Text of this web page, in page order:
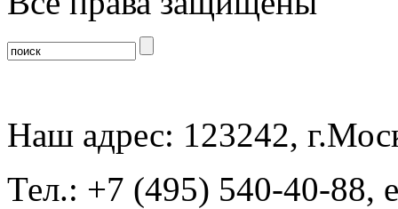
Наш адрес: 123242,
Тел.: +7 (495) 540-40-88,